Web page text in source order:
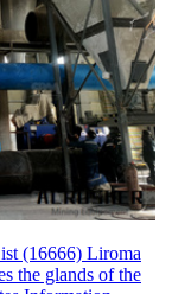
(16666) Liroma
the glands of the